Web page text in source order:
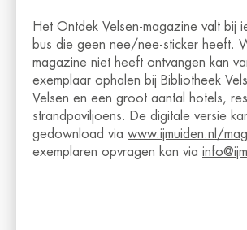
Het Ontdek Velsen-magazine valt bij
bus die geen nee/nee-sticker heeft.
magazine niet heeft ontvangen kan
exemplaar ophalen bij Bibliotheek
Velsen en een groot aantal hotels,
strandpaviljoens. De digitale versie
gedownload via www.ijmuiden.nl/
exemplaren opvragen kan via